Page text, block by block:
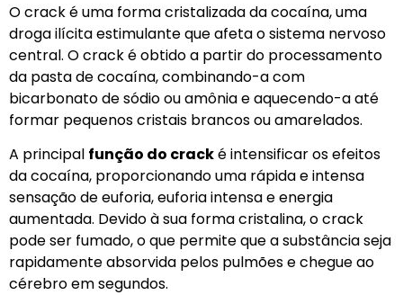
O crack é uma forma cristalizada da cocaína, uma
droga ilícita estimulante que afeta o sistema nervoso
central. O crack é obtido a partir do processamento
da pasta de cocaína, combinando-a com
bicarbonato de sódio ou amônia e aquecendo-a até
formar pequenos cristais brancos ou amarelados.
A principal função do cracké intensificar os efeitos
da cocaína, proporcionando uma rápida e intensa
sensação de euforia, euforia intensa e energia
aumentada. Devido à sua forma cristalina, o crack
pode ser fumado, o que permite que a substância seja
rapidamente absorvida pelos pulmões e chegue ao
cérebro em segundos.